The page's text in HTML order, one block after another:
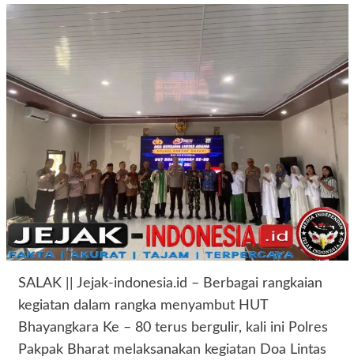
SALAK || Jejak-indonesia.id – Berbagai rangkaian
kegiatan dalam rangka menyambut HUT
Bhayangkara Ke – 80 terus bergulir, kali ini Polres
Pakpak Bharat melaksanakan kegiatan Doa Lintas